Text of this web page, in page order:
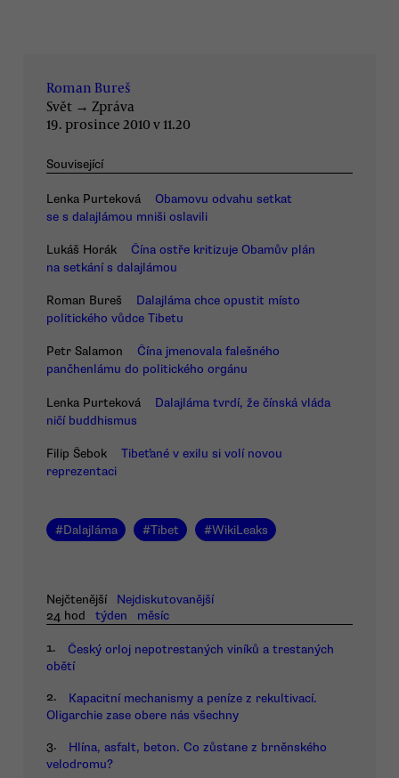
Roman Bureš
Svět → Zpráva
19. prosince 2010 v 11.20
Související
Lenka Purteková
Obamovu odvahu setkat
se s dalajlámou mniši oslavili
Lukáš Horák
Čína ostře kritizuje Obamův plán
na setkání s dalajlámou
Roman Bureš
Dalajláma chce opustit místo
politického vůdce Tibetu
Petr Salamon
Čína jmenovala falešného
pančhenlámu do politického orgánu
Lenka Purteková
Dalajláma tvrdí, že čínská vláda
ničí buddhismus
Filip Šebok
Tibeťané v exilu si volí novou
reprezentaci
#Dalajláma #Tibet #WikiLeaks
Nejčtenější
Nejdiskutovanější
24 hod
týden měsíc
1.
Český orloj nepotrestaných viníků a trestaných
obětí
2.
Kapacitní mechanismy a peníze z rekultivací.
Oligarchie zase obere nás všechny
3.
Hlína, asfalt, beton. Co zůstane z brněnského
velodromu?